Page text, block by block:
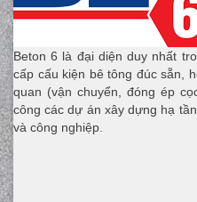
Beton 6 là đại diện duy nhất
cấp cấu kiện bê tông đúc sẵn,
quan (vận chuyển, đóng ép
công các dự án xây dựng hạ
và công nghiệp.